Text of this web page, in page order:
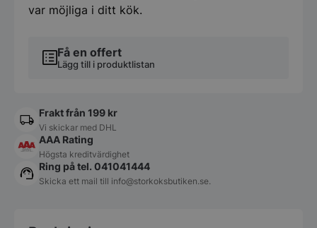
Få en offert
Lägg till i produktlistan
var möjliga i ditt kök.
Frakt från 199 kr
Vi skickar med DHL
AAA Rating
Högsta kreditvärdighet
Ring på tel. 041041444
Skicka ett mail till info@storkoksbutiken.se.